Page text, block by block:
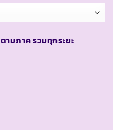
ามภาค รวมทุกระยะ